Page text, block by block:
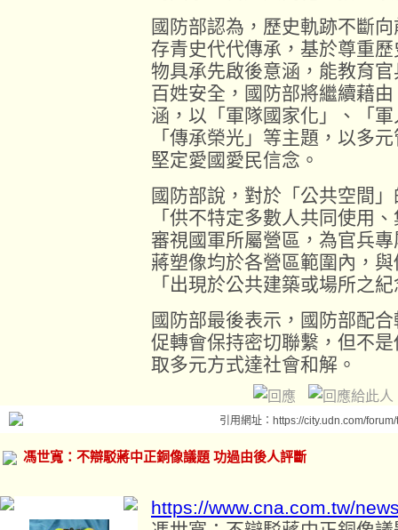
國防部認為，歷史軌跡不斷
存青史代代傳承，基於尊重
物具承先啟後意涵，能教育
百姓安全，國防部將繼續藉
涵，以「軍隊國家化」、「
「傳承榮光」等主題，以多
堅定愛國愛民信念。
國防部說，對於「公共空間
「供不特定多數人共同使用
審視國軍所屬營區，為官兵
蔣塑像均於各營區範圍內，
「出現於公共建築或場所之
國防部最後表示，國防部配
促轉會保持密切聯繫，但不
取多元方式達社會和解。
引用網址：https://city.udn.com/
馮世寬：不辯駁蔣中正銅像議題 功過由後人評斷
https://www.cna.com.tw/